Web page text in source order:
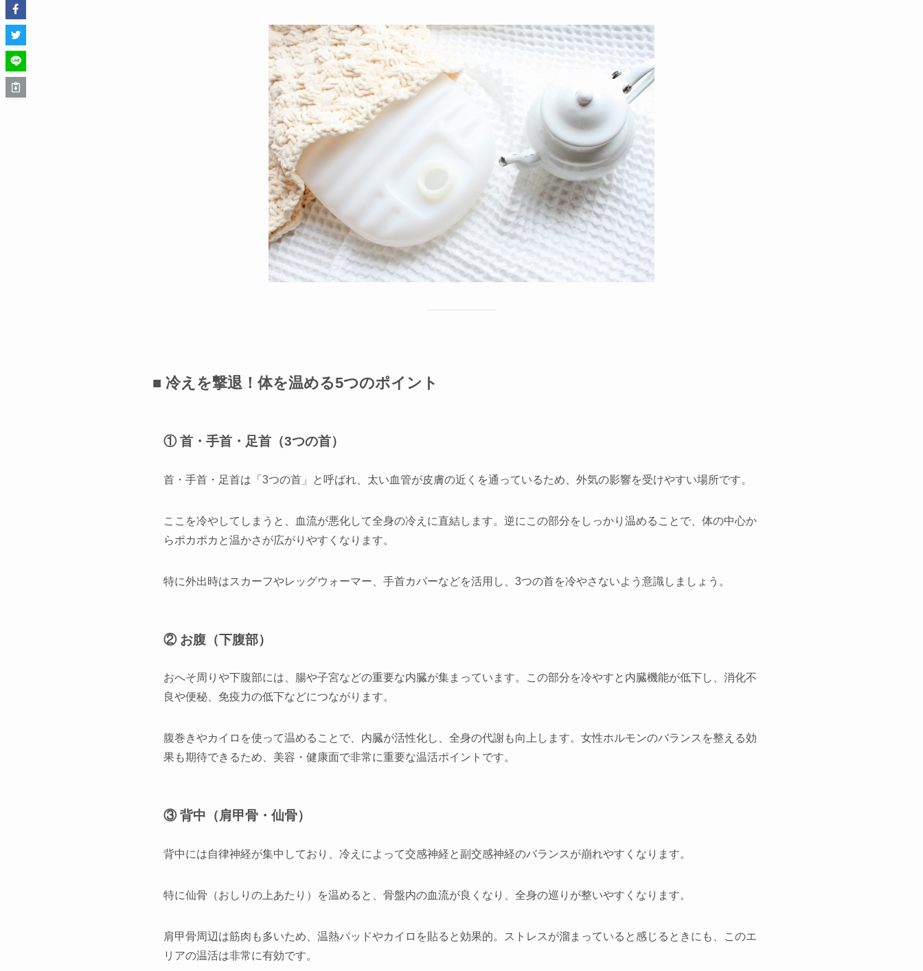
■ 冷えを撃退！体を温める5つのポイント
① 首・手首・足首（3つの首）
首・手首・足首は「3つの首」と呼ばれ、太い血管が皮膚の近くを通っているため、外気の影響を受けやすい場所です。
ここを冷やしてしまうと、血流が悪化して全身の冷えに直結します。逆にこの部分をしっかり温めることで、体の中心か
らポカポカと温かさが広がりやすくなります。
特に外出時はスカーフやレッグウォーマー、手首カバーなどを活用し、3つの首を冷やさないよう意識しましょう。
② お腹（下腹部）
おへそ周りや下腹部には、腸や子宮などの重要な内臓が集まっています。この部分を冷やすと内臓機能が低下し、消化不
良や便秘、免疫力の低下などにつながります。
腹巻きやカイロを使って温めることで、内臓が活性化し、全身の代謝も向上します。女性ホルモンのバランスを整える効
果も期待できるため、美容・健康面で非常に重要な温活ポイントです。
③ 背中（肩甲骨・仙骨）
背中には自律神経が集中しており、冷えによって交感神経と副交感神経のバランスが崩れやすくなります。
特に仙骨（おしりの上あたり）を温めると、骨盤内の血流が良くなり、全身の巡りが整いやすくなります。
肩甲骨周辺は筋肉も多いため、温熱パッドやカイロを貼ると効果的。ストレスが溜まっていると感じるときにも、このエ
リアの温活は非常に有効です。